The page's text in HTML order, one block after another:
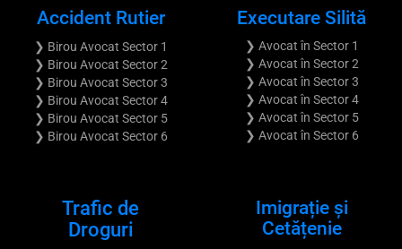
Accident Rutier
❯ Birou Avocat Sector 1
❯ Birou Avocat Sector 2
❯ Birou Avocat Sector 3
❯ Birou Avocat Sector 4
❯ Birou Avocat Sector 5
❯ Birou Avocat Sector 6
Executare Silită
❯ Avocat în Sector 1
❯ Avocat în Sector 2
❯ Avocat în Sector 3
❯ Avocat în Sector 4
❯ Avocat în Sector 5
❯ Avocat în Sector 6
Trafic de
Droguri
Imigrație și
Cetățenie